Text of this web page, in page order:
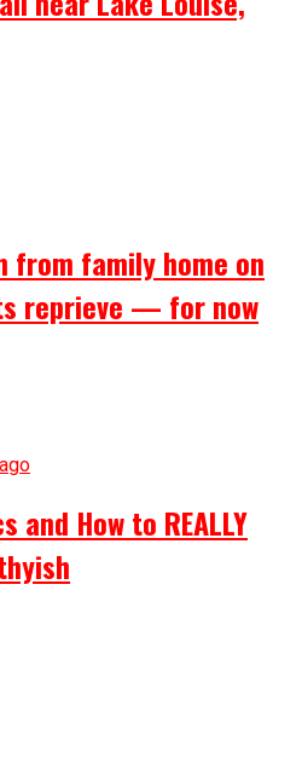
from family home on
reprieve — for now
and How to REALLY